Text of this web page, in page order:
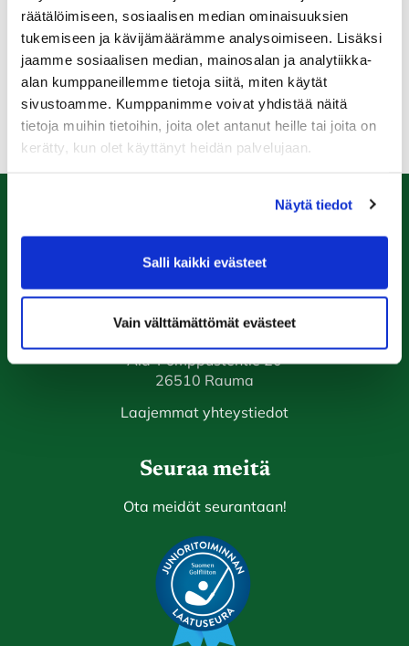
räätälöimiseen, sosiaalisen median ominaisuuksien
tukemiseen ja kävijämäärämme analysoimiseen. Lisäksi
jaamme sosiaalisen median, mainosalan ja analytiikka-
alan kumppaneillemme tietoja siitä, miten käytät
sivustoamme. Kumppanimme voivat yhdistää näitä
tietoja muihin tietoihin, joita olet antanut heille tai joita on
kerätty, kun olet käyttänyt heidän palvelujaan.
Näytä tiedot
Salli kaikki evästeet
Vain välttämättömät evästeet
35€/hlö.
ILMOITTAUDU MUKAAN!
Caddiemaster
0447974813
caddiemaster@raumagolf.fi
Rauma Golf
Ala-Pomppustentie 20
26510 Rauma
Laajemmat yhteystiedot
Seuraa meitä
Ota meidät seurantaan!